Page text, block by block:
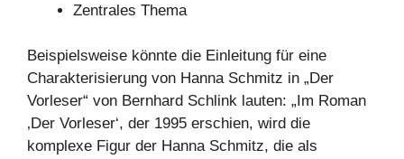
Zentrales Thema
Beispielsweise könnte die Einleitung für eine
Charakterisierung von Hanna Schmitz in „Der
Vorleser“ von Bernhard Schlink lauten: „Im Roman
‚Der Vorleser‘, der 1995 erschien, wird die
komplexe Figur der Hanna Schmitz, die als